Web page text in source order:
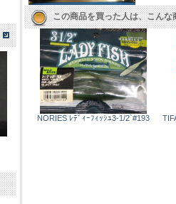
この商品を買った人は、こんな
NORIES ﾚﾃﾞｨｰﾌｨｯｼｭ3-1/2`#193